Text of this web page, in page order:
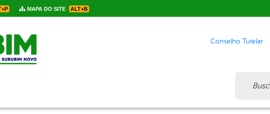
MAPA DO SITE ALT+B
Conselho Tutelar